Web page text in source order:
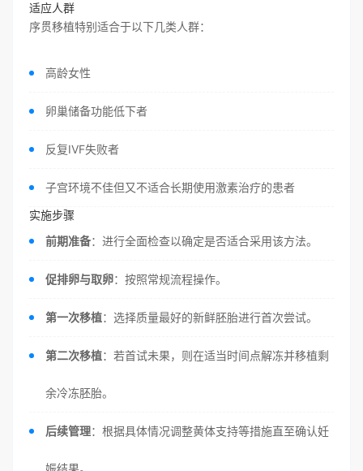
适应人群
序贯移植特别适合于以下几类人群：
高龄女性
卵巢储备功能低下者
反复IVF失败者
子宫环境不佳但又不适合长期使用激素治疗的患者
实施步骤
前期准备：进行全面检查以确定是否适合采用该方法。
促排卵与取卵：按照常规流程操作。
第一次移植：选择质量最好的新鲜胚胎进行首次尝试。
第二次移植：若首试未果，则在适当时间点解冻并移植剩
余冷冻胚胎。
后续管理：根据具体情况调整黄体支持等措施直至确认妊
娠结果。